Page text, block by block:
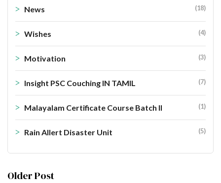
News (18)
Wishes (4)
Motivation (3)
Insight PSC Couching IN TAMIL (7)
Malayalam Certificate Course Batch II (1)
Rain Allert Disaster Unit (5)
Older Post